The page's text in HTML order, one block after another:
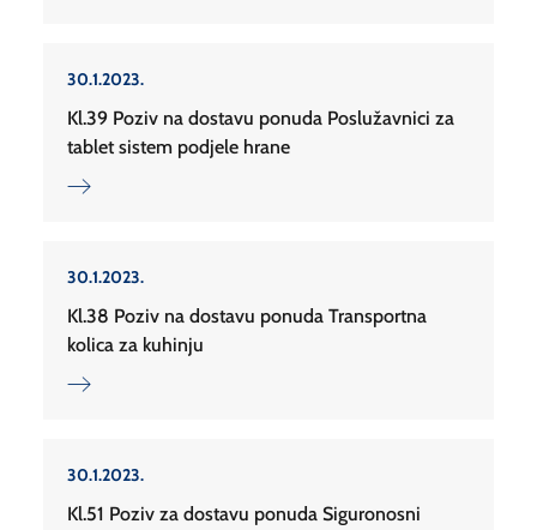
30.1.2023.
Kl.39 Poziv na dostavu ponuda Poslužavnici za
tablet sistem podjele hrane
30.1.2023.
Kl.38 Poziv na dostavu ponuda Transportna
kolica za kuhinju
30.1.2023.
Kl.51 Poziv za dostavu ponuda Siguronosni